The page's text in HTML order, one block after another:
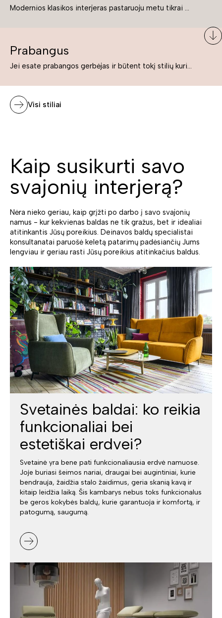
Modernios klasikos interjeras pastaruoju metu tikrai yra „ant bangos“. Tie, kurie nenori pernelyg nutolti nuo klasikos, bet drauge žavisi šiuolaikiškais sprendimais, su malonumu savo namuose kuria klasikos ir modernaus interjero tandemą – elegantišką, subtilų ir žavingą.
Prabangus
Jei esate prabangos gerbėjas ir būtent tokį stilių kuriate savo namuose ar biure, tuomet solidūs, prabangūs baldai nepriekaištingai įsilies į Jūsų kuriamą interjerą.
Visi stiliai
Kaip susikurti savo
svajonių interjerą?
Nėra nieko geriau, kaip grįžti po darbo į savo svajonių
namus - kur kekvienas baldas ne tik gražus, bet ir idealiai
atitinkantis Jūsų poreikius. Deinavos baldų specialistai
konsultanatai paruošė keletą patarimų padėsiančių Jums
lengviau ir geriau rasti Jūsų poreikius atitinkačius baldus.
Svetainės baldai: ko reikia
funkcionaliai bei
estetiškai erdvei?
Svetainė yra bene pati funkcionaliausia erdvė namuose.
Joje buriasi šeimos nariai, draugai bei augintiniai, kurie
bendrauja, žaidžia stalo žaidimus, geria skanią kavą ir
kitaip leidžia laiką. Šis kambarys nebus toks funkcionalus
be geros kokybės baldų, kurie garantuoja ir komfortą, ir
patogumą, saugumą.